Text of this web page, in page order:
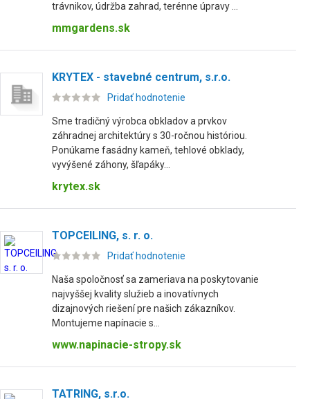
trávnikov, údržba zahrad, terénne úpravy ...
mmgardens.sk
KRYTEX - stavebné centrum, s.r.o.
Pridať hodnotenie
Sme tradičný výrobca obkladov a prvkov
záhradnej architektúry s 30-ročnou históriou.
Ponúkame fasádny kameň, tehlové obklady,
vyvýšené záhony, šľapáky...
krytex.sk
TOPCEILING, s. r. o.
Pridať hodnotenie
Naša spoločnosť sa zameriava na poskytovanie
najvyššej kvality služieb a inovatívnych
dizajnových riešení pre našich zákazníkov.
Montujeme napínacie s...
www.napinacie-stropy.sk
TATRING, s.r.o.